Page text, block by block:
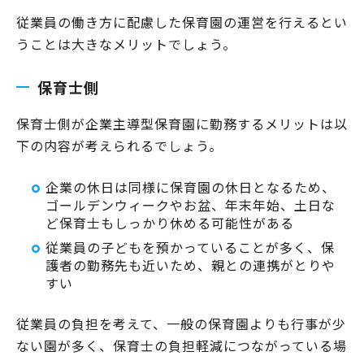
従業員の働き方に配慮した保育園の運営を行えるとい
うことは大きなメリットでしょう。
保育士側
保育士側が企業主導型保育園に勤務するメリットは以
下の内容が考えられるでしょう。
企業の休日は同様に保育園の休日となるため、
ゴールデンウィークやお盆、年末年始、土日な
ど保育士もしっかり休める可能性がある
従業員の子どもを預かっていることが多く、保
護者の勤務先も近いため、親との連携がとりや
すい
従業員の負担を考えて、一般の保育園よりも行事が少
ない園が多く、保育士の負担軽減につながっている場